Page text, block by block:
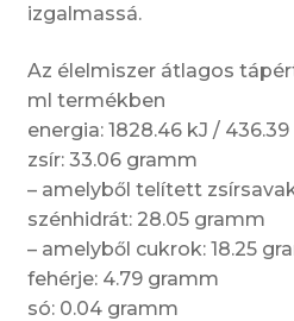
izgalmassá.
Az élelmiszer átlagos
ml termékben
energia: 1828.46 kJ /
zsír: 33.06 gramm
– amelyből telített
szénhidrát: 28.05 gramm
– amelyből cukrok: 18.25
fehérje: 4.79 gramm
só: 0.04 gramm